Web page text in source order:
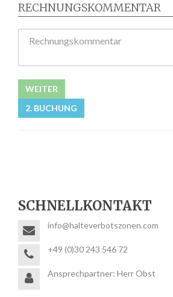
RECHNUNGSKOMMENTAR
Rechnungskommentar
WEITER
2. BUCHUNG
SCHNELLKONTAKT
info@halteverbotszonen.com
+49 (0)30 243 546 72
Ansprechpartner: Herr Obst